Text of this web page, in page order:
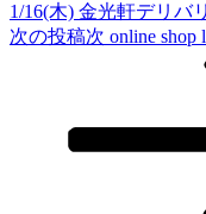
1/16(木) 金光軒デリバ
次の投稿次 online shop